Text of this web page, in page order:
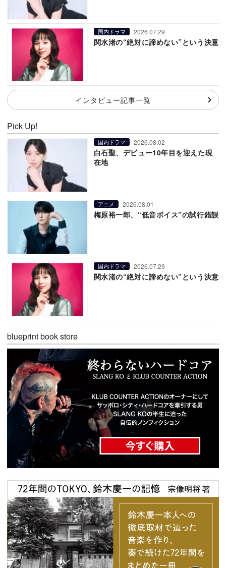
国内ドラマ 2026.07.29
関水渚の“絶対に諦めない”という決意
インタビュー記事一覧
Pick Up!
国内ドラマ 2026.08.02
白石聖、デビュー10年目を迎えた現
在地
アニメ 2026.08.01
梅原裕一郎、“低音ボイス”の試行錯誤
国内ドラマ 2026.07.29
関水渚の“絶対に諦めない”という決意
blueprint book store